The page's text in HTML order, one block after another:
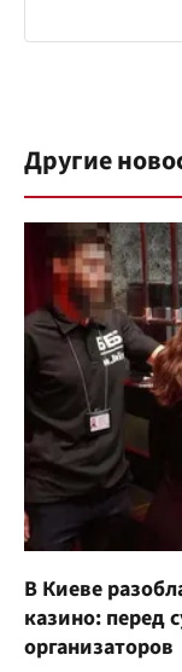
Другие
В Киеве
казино: перед
организаторов